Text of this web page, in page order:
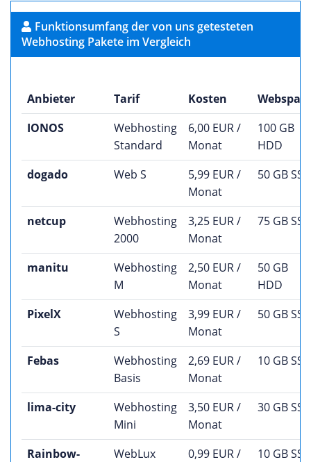
Funktionsumfang der von uns getesteten
Webhosting Pakete im Vergleich
Anbieter Tarif Kosten
IONOS
Webhosting
Standard
6,00 EUR /
Monat
100 GB
HDD
dogado
Web S
5,99 EUR /
Monat
50 GB SSD
netcup
Webhosting
2000
3,25 EUR /
Monat
75 GB SSD
manitu
Webhosting
M
2,50 EUR /
Monat
50 GB
HDD
PixelX
Webhosting
S
3,99 EUR /
Monat
50 GB SSD
Febas
Webhosting
Basis
2,69 EUR /
Monat
10 GB SSD
lima-city
Webhosting
Mini
3,50 EUR /
Monat
30 GB SSD
Rainbow-
WebLux
0,99 EUR /
10 GB SSD